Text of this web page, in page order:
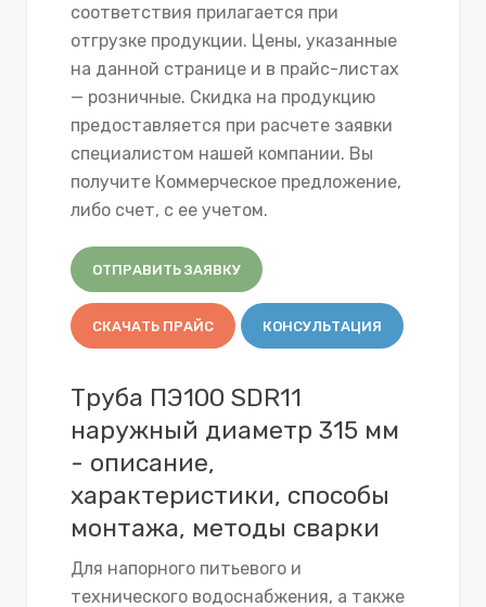
соответствия прилагается при
отгрузке продукции. Цены, указанные
на данной странице и в прайс-листах
— розничные. Скидка на продукцию
предоставляется при расчете заявки
специалистом нашей компании. Вы
получите Коммерческое предложение,
либо счет, с ее учетом.
ОТПРАВИТЬ ЗАЯВКУ
СКАЧАТЬ ПРАЙС КОНСУЛЬТАЦИЯ
Труба ПЭ100 SDR11
наружный диаметр 315 мм
- описание,
характеристики, способы
монтажа, методы сварки
Для напорного питьевого и
технического водоснабжения, а также